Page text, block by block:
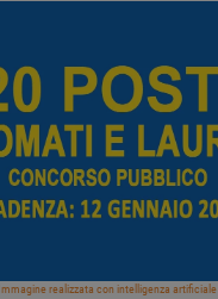
Immagine realizzata con intelligenza artificiale